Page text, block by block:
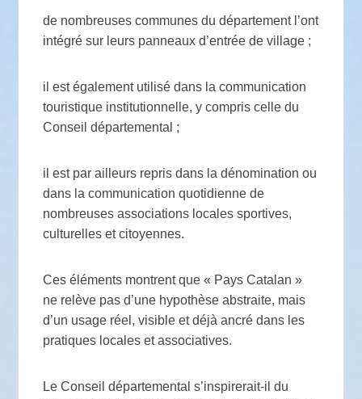
de nombreuses communes du département l’ont
intégré sur leurs panneaux d’entrée de village ;
il est également utilisé dans la communication
touristique institutionnelle, y compris celle du
Conseil départemental ;
il est par ailleurs repris dans la dénomination ou
dans la communication quotidienne de
nombreuses associations locales sportives,
culturelles et citoyennes.
Ces éléments montrent que « Pays Catalan »
ne relève pas d’une hypothèse abstraite, mais
d’un usage réel, visible et déjà ancré dans les
pratiques locales et associatives.
Le Conseil départemental s’inspirerait-il du